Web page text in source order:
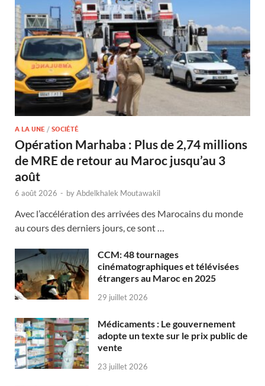
A LA UNE / SOCIÉTÉ
Opération Marhaba : Plus de 2,74 millions
de MRE de retour au Maroc jusqu’au 3
août
6 août 2026 - byAbdelkhalek Moutawakil
Avec l’accélération des arrivées des Marocains du monde
au cours des derniers jours, ce sont …
CCM: 48 tournages
cinématographiques et télévisées
étrangers au Maroc en 2025
29 juillet 2026
Médicaments : Le gouvernement
adopte un texte sur le prix public de
vente
23 juillet 2026